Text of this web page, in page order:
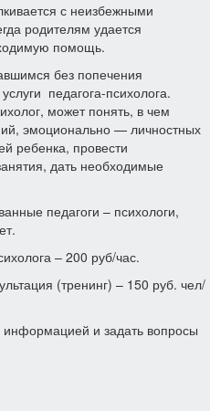
с неизбежными
родителям удается
помощь.
без попечения
педагога-психолога.
может понять, в чем
эмоционально — личностных
ребенка, провести
дать необходимые
педагоги – психологи,
– 200 руб/час.
(тренинг) – 150 руб. чел/
и задать вопросы